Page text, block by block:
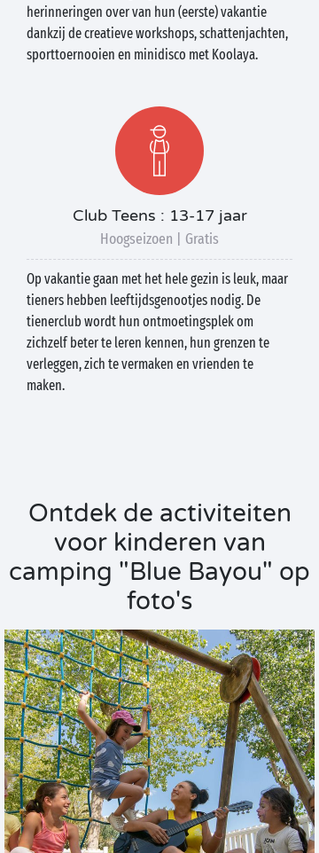
herinneringen over van hun (eerste) vakantie
dankzij de creatieve workshops, schattenjachten,
sporttoernooien en minidisco met Koolaya.
Club Teens : 13-17 jaar
Hoogseizoen | Gratis
Op vakantie gaan met het hele gezin is leuk, maar
tieners hebben leeftijdsgenootjes nodig. De
tienerclub wordt hun ontmoetingsplek om
zichzelf beter te leren kennen, hun grenzen te
verleggen, zich te vermaken en vrienden te
maken.
Ontdek de activiteiten
voor kinderen van
camping "Blue Bayou" op
foto's